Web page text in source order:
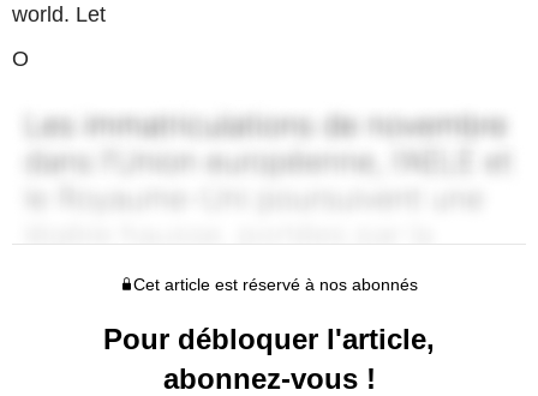
world. Let
O
Cet article est réservé à nos abonnés
Pour débloquer l'article,
abonnez-vous !